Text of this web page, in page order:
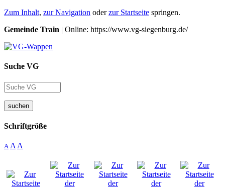
Zum Inhalt, zur Navigation oderzur Startseite springen.
Gemeinde Train | Online: https://www.vg-siegenburg.de/
Suche VG
suchen
Schriftgröße
A A A